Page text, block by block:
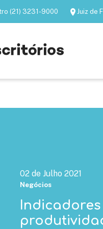
(21) 3231-9000 Juiz de
Escritórios
02 de Julho 2021
Negócios
Indicadores